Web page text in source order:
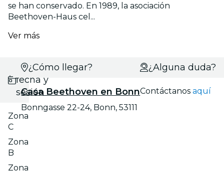
se han conservado. En 1989, la asociación
Beethoven-Haus cel...
Ver más
Selecciona
fecha y
sesión
Zona
C
Zona
B
Zona
¿Cómo llegar?
Casa Beethoven en Bonn
Bonngasse 22-24, Bonn, 53111
¿Alguna duda?
Contáctanosaquí